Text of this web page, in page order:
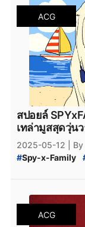
SPY_x_Family_
MANGA_Plus
สายลับ #การ์ตู
Bilbili #bilibili
สปาย_x_แฟมิลี่
สปายแฟมิลี่_ตอน
SPYxFAMILY_ง
#SPYxFAMILY_ผู้
#สปอยล์
ACG
สปอยล์
เทล่ามูสสุดวุ่น
2025-05-12
|
#Spy-x-Family
สปายแฟมิลี่_116
ACG